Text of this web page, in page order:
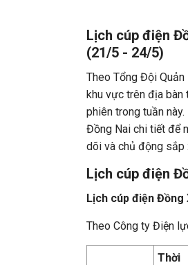
Lịch cúp điện
(21/5 - 24/5)
Theo Tổng Đội
khu vực trên địa bàn
phiên trong tuần
Đồng Nai chi tiết để
dõi và chủ động sắp
Lịch cúp điện
Lịch cúp điện Đồng
Theo Công ty Điện
Thời